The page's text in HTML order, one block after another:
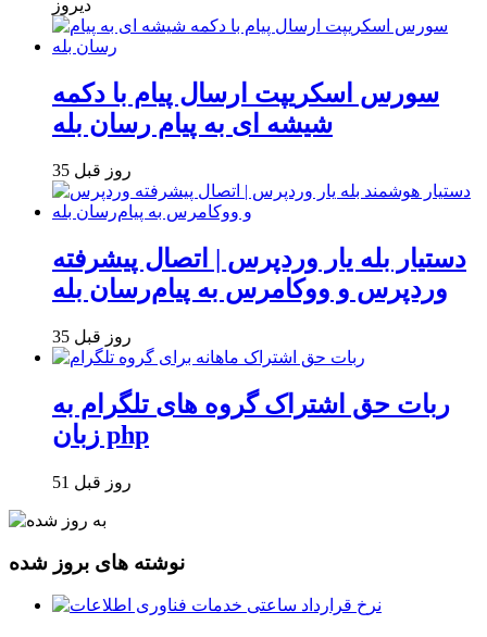
دیروز
سورس اسکریپت ارسال پیام با دکمه
شیشه ای به پیام رسان بله
35 روز قبل
دستیار بله یار وردپرس | اتصال پیشرفته
وردپرس و ووکامرس به پیام‌رسان بله
35 روز قبل
ربات حق اشتراک گروه های تلگرام به
زبان php
51 روز قبل
نوشته های بروز شده